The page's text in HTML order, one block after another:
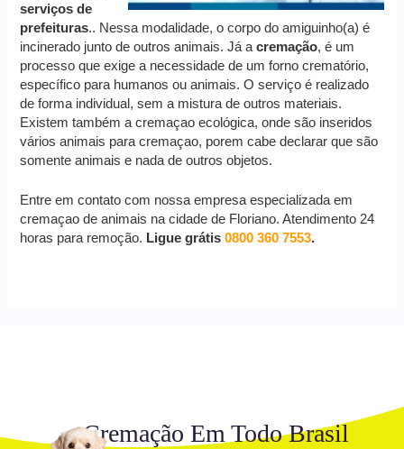
serviços de
prefeituras.. Nessa modalidade, o corpo do amiguinho(a) é
incinerado junto de outros animais. Já acremação, é um
processo que exige a necessidade de um forno crematório,
específico para humanos ou animais. O serviço é realizado
de forma individual, sem a mistura de outros materiais.
Existem também a cremaçao ecológica, onde são inseridos
vários animais para cremaçao, porem cabe declarar que são
somente animais e nada de outros objetos.
Entre em contato com nossa empresa especializada em
cremaçao de animais na cidade de Floriano. Atendimento 24
horas para remoção. Ligue grátis0800 360 7553.
Cremação Em Todo Brasil